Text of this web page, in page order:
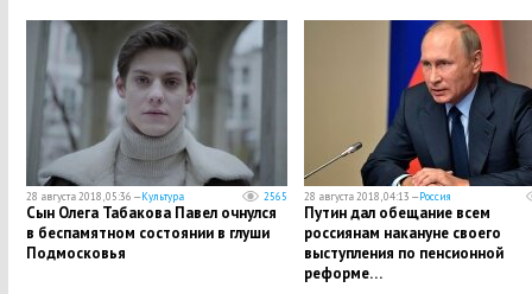
28 августа 2018, 05:36 —Культура 2565
Сын Олега Табакова Павел очнулся
в беспамятном состоянии в глуши
Подмосковья
28 августа 2018, 04:13 —Россия
Путин дал обещание всем
россиянам накануне своего
выступления по пенсионной
реформе…